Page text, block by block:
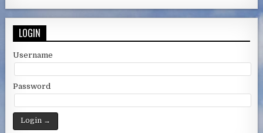
LOGIN
Username
Password